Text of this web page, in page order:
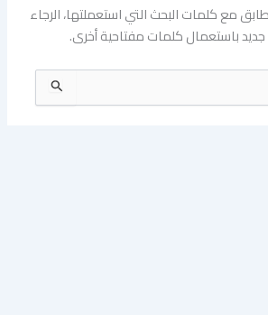
مع كلمات البحث التي استعملتها، الرجاء
باستعمال كلمات مفتاحية أخرى.